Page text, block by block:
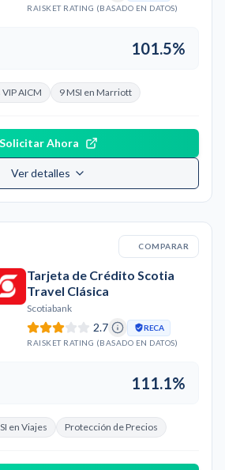
RAISKET RATING (BASADO EN DATOS)
101.5%
VIP AICM 9 MSI en Marriott
Solicitar Ahora
Ver detalles
COMPARAR
Tarjeta de Crédito Scotia
Travel Clásica
Scotiabank
2.7
RECA
RAISKET RATING (BASADO EN DATOS)
111.1%
en Viajes Protección de Precios